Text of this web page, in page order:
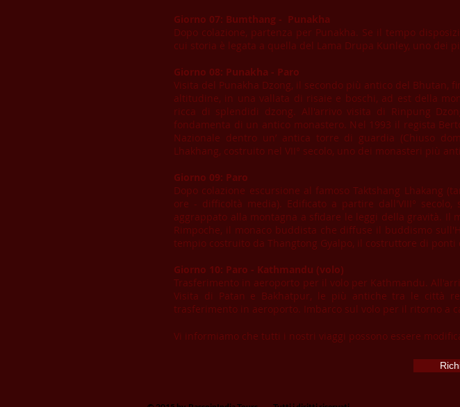
Giorno 07: Bumthang - Punakha
Dopo colazione, partenza per Punakha. Se il tempo
cui storia è legata a quella del Lama Drupa Kunley, uno dei
Giorno 08: Punakha - Paro
Visita del Punakha Dzong, il secondo più antico del Bhutan,
altitudine, in una vallata di risaie e boschi, ad est della
ricca di splendidi dzong. All'arrivo visita di Rinpung
fondamenta di un antico monastero. Nel 1993 il regista
Nazionale dentro un’ antica torre di guardia (Chiuso
Lhakhang, costruito nel VII° secolo, uno dei monasteri più
Giorno 09: Paro
Dopo colazione escursione al famoso Taktshang Lhakang
ore - difficoltà media). Edificato a partire dall'VIII°
aggrappato alla montagna a sfidare le leggi della gravità.
Rimpoche, il monaco buddista che diffuse il buddismo
tempio costruito da Thangtong Gyalpo, il costruttore di ponti
Giorno 10: Paro - Kathmandu (volo)
Trasferimento in aeroporto per il volo per Kathmandu.
Visita di Patan e Bakhatpur, le più antiche tra le città
trasferimento in aeroporto. Imbarco sul volo per il ritorno a
Vi informiamo che tutti i nostri viaggi possono essere